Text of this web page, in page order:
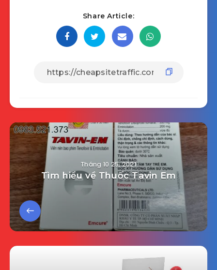
Share Article:
Tháng 10 25, 2021
Tìm hiểu về Thuốc Tavin Em